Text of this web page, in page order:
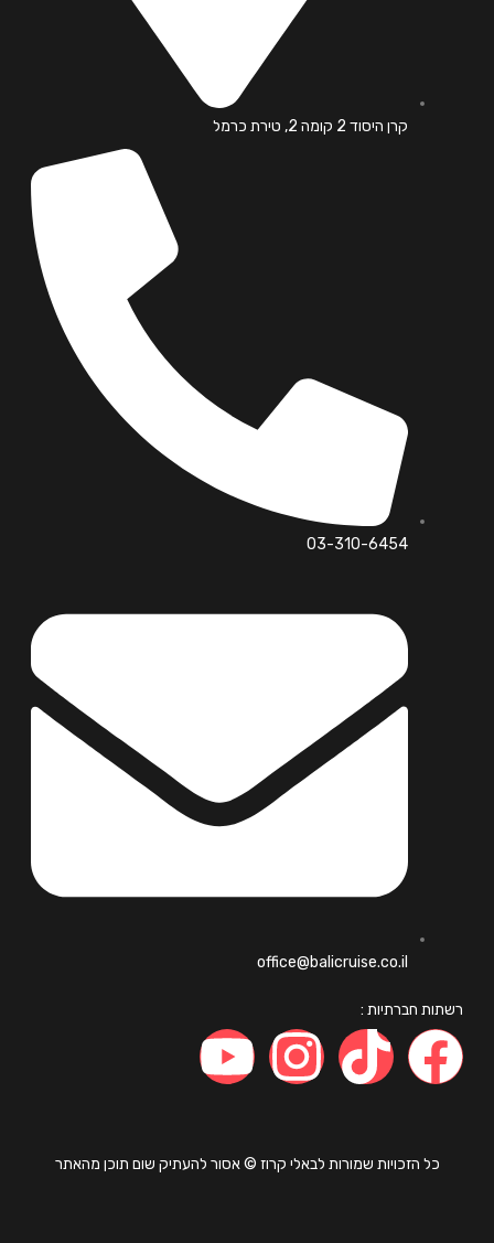
קרן היסוד 2 קומה 2, טירת כרמל
03-310-6454
office@balicruise.co.il
חברתיות :
כל הזכויות שמורות לבאלי קרוז © אסור להעתיק שום תוכן מהאתר